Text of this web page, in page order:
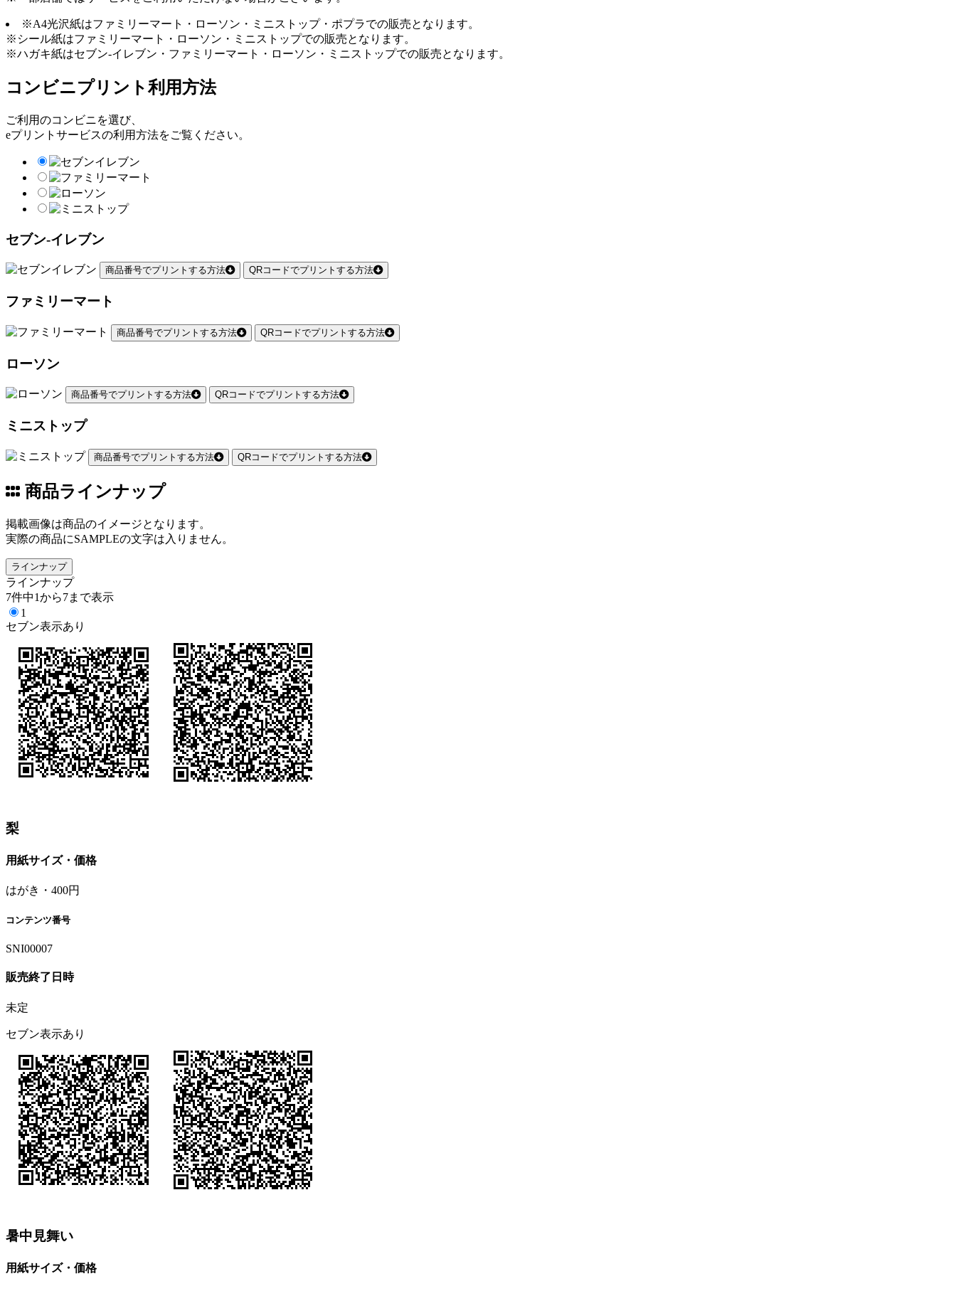
※A4光沢紙はファミリーマート・ローソン・ミニストップ・ポプラでの販売となります。
※シール紙はファミリーマート・ローソン・ミニストップでの販売となります。
※ハガキ紙はセブン-イレブン・ファミリーマート・ローソン・ミニストップでの販売となります。
コンビニプリント利用方法
ご利用のコンビニを選び、
eプリントサービスの利用方法をご覧ください。
セブン-イレブン
商品番号でプリントする方法 QRコードでプリントする方法
ファミリーマート
商品番号でプリントする方法 QRコードでプリントする方法
ローソン
商品番号でプリントする方法 QRコードでプリントする方法
ミニストップ
商品番号でプリントする方法 QRコードでプリントする方法
商品ラインナップ
掲載画像は商品のイメージとなります。
実際の商品にSAMPLEの文字は入りません。
ラインナップ
ラインナップ
7件中1から7まで表示
1
セブン表示あり
梨
用紙サイズ・価格
はがき・400円
コンテンツ番号
SNI00007
販売終了日時
未定
セブン表示あり
暑中見舞い
用紙サイズ・価格